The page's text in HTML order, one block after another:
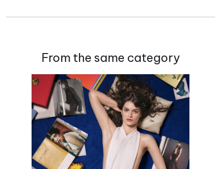
From the same category